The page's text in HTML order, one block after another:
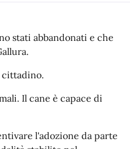
stati abbandonati e che
cittadino.
Il cane è capace di
l'adozione da parte